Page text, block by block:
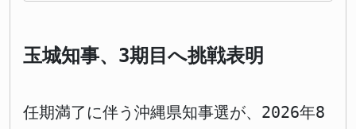
玉城知事、3期目へ挑戦表明
任期満了に伴う沖縄県知事選が、2026年8